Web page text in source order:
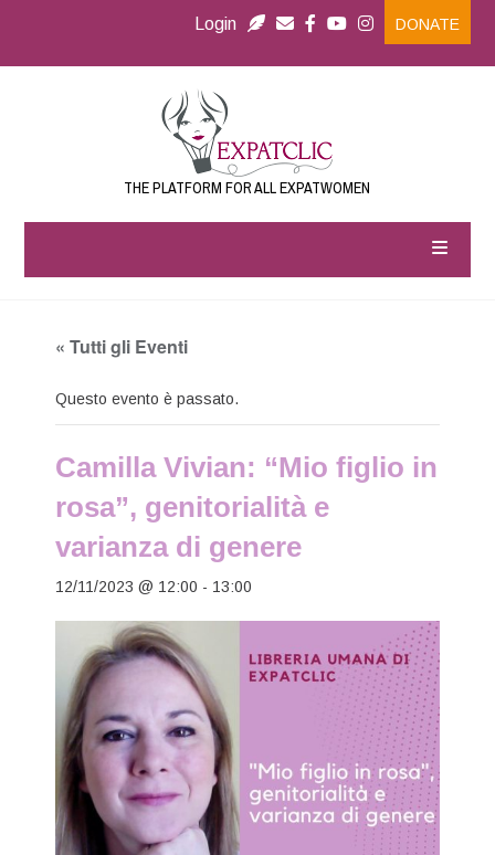
Login DONATE
THE PLATFORM FOR ALL EXPATWOMEN
« Tutti gli Eventi
Questo evento è passato.
Camilla Vivian: “Mio figlio in
rosa”, genitorialità e
varianza di genere
12/11/2023 @ 12:00 - 13:00